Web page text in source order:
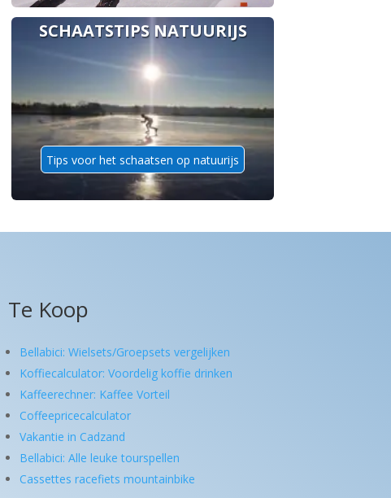
SCHAATSTIPS NATUURIJS
Tips voor het schaatsen op natuurijs
Te Koop
Bellabici: Wielsets/Groepsets vergelijken
Koffiecalculator: Voordelig koffie drinken
Kaffeerechner: Kaffee Vorteil
Coffeepricecalculator
Vakantie in Cadzand
Bellabici: Alle leuke tourspellen
Cassettes racefiets mountainbike